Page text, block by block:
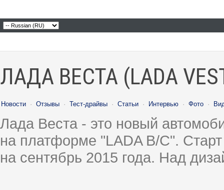
ЛАДА ВЕСТА (LADA
Новости · Отзывы · Тест-драйвы · Статьи · Интервью · Фото ·
Лада Веста - это новый
на платформе "LADA B/C".
на сентябрь 2015 года. Над